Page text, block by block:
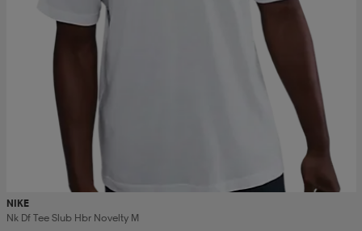
NIKE
Nk Df Tee Slub Hbr Novelty M